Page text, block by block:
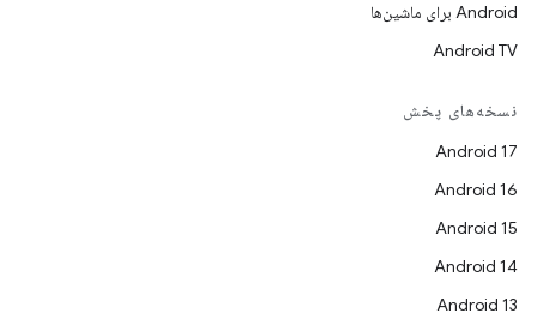
Android برای ماشین‌ها
Android TV
نسخه‌های پخش
Android 17
Android 16
Android 15
Android 14
Android 13